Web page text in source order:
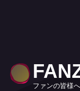
ファンの皆様